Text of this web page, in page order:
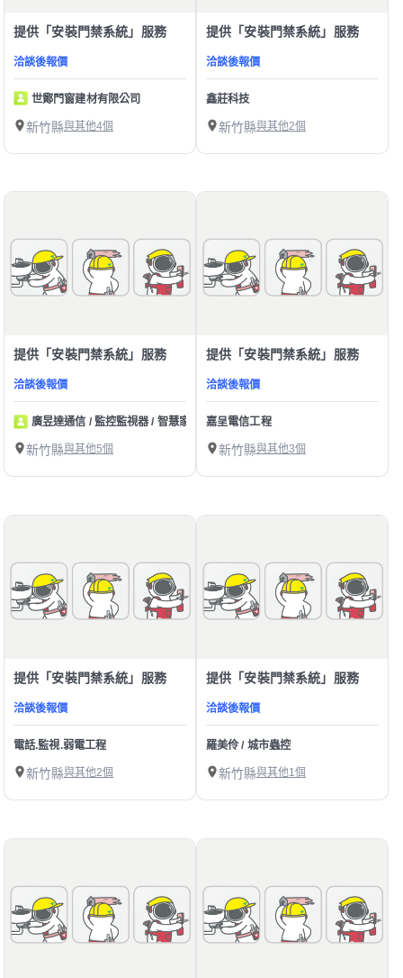
提供「安裝門禁系統」服務
洽談後報價
世鄮門窗建材有限公司
新竹縣與其他4個
提供「安裝門禁系統」服務
洽談後報價
鑫莊科技
新竹縣與其他2個
提供「安裝門禁系統」服務
洽談後報價
廣昱達通信 / 監控監視器 / 智慧家庭
新竹縣與其他5個
提供「安裝門禁系統」服務
洽談後報價
嘉呈電信工程
新竹縣與其他3個
提供「安裝門禁系統」服務
洽談後報價
電話.監視.弱電工程
新竹縣與其他2個
提供「安裝門禁系統」服務
洽談後報價
羅美伶 / 城市蟲控
新竹縣與其他1個